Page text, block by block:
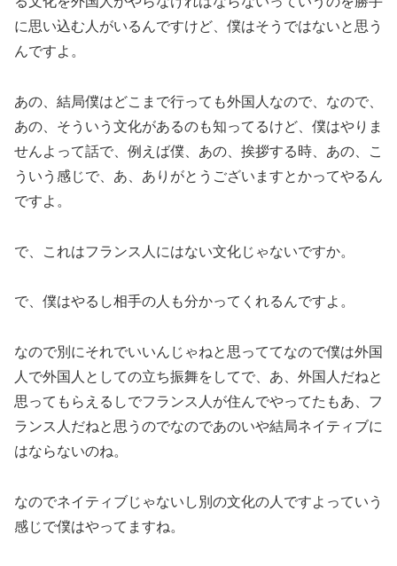
に思い込む人がいるんですけど、僕はそうではないと思う
んですよ。
あの、結局僕はどこまで行っても外国人なので、なので、
あの、そういう文化があるのも知ってるけど、僕はやりま
せんよって話で、例えば僕、あの、挨拶する時、あの、こ
ういう感じで、あ、ありがとうございますとかってやるん
ですよ。
で、これはフランス人にはない文化じゃないですか。
で、僕はやるし相手の人も分かってくれるんですよ。
なので別にそれでいいんじゃねと思っててなので僕は外国
人で外国人としての立ち振舞をしてで、あ、外国人だねと
思ってもらえるしでフランス人が住んでやってたもあ、フ
ランス人だねと思うのでなのであのいや結局ネイティブに
はならないのね。
なのでネイティブじゃないし別の文化の人ですよっていう
感じで僕はやってますね。